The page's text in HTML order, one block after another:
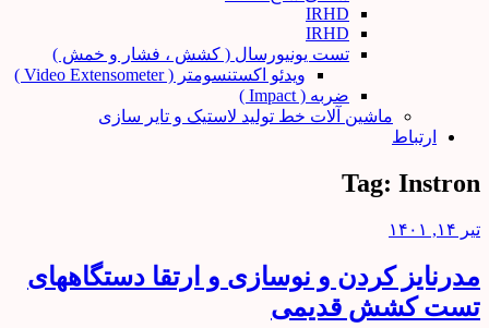
IRHD
IRHD
تست یونیورسال ( کشش ، فشار و خمش )
ویدئو اکستنسومتر ( Video Extensometer )
ضربه ( Impact )
ماشین آلات خط تولید لاستیک و تایر سازی
ارتباط
Tag: Instron
تیر ۱۴, ۱۴۰۱
مدرنایز کردن و نوسازی و ارتقا دستگاههای
تست کشش قدیمی